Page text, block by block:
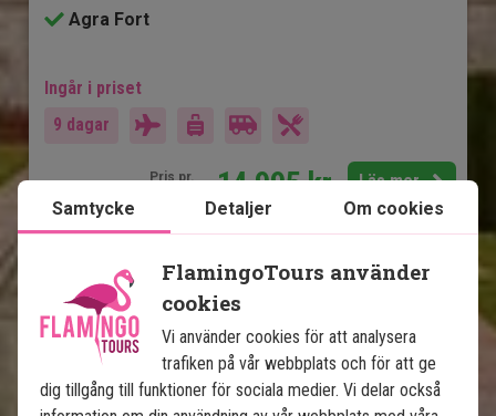
Agra Fort
Ingår i priset
9 dagar
Pris pr.
14 995kr. Läs mer
Indien
Se karta
Samtycke Detaljer Om cookies
FlamingoTours använder
cookies
Vi använder cookies för att analysera
trafiken på vår webbplats och för att ge
dig tillgång till funktioner för sociala medier. Vi delar också